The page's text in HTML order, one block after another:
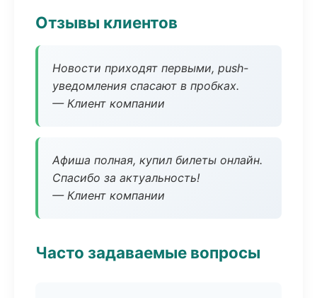
Отзывы клиентов
Новости приходят первыми, push-
уведомления спасают в пробках.
— Клиент компании
Афиша полная, купил билеты онлайн.
Спасибо за актуальность!
— Клиент компании
Часто задаваемые вопросы